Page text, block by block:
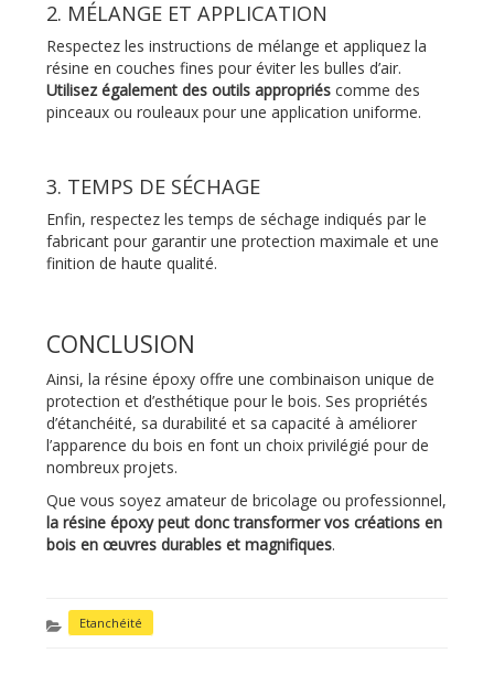
2. MÉLANGE ET APPLICATION
Respectez les instructions de mélange et appliquez la
résine en couches fines pour éviter les bulles d’air.
Utilisez également des outils appropriés comme des
pinceaux ou rouleaux pour une application uniforme.
3. TEMPS DE SÉCHAGE
Enfin, respectez les temps de séchage indiqués par le
fabricant pour garantir une protection maximale et une
finition de haute qualité.
CONCLUSION
Ainsi, la résine époxy offre une combinaison unique de
protection et d’esthétique pour le bois. Ses propriétés
d’étanchéité, sa durabilité et sa capacité à améliorer
l’apparence du bois en font un choix privilégié pour de
nombreux projets.
Que vous soyez amateur de bricolage ou professionnel,
la résine époxy peut donc transformer vos créations en
bois en œuvres durables et magnifiques.
CATÉGORIES
Etanchéité